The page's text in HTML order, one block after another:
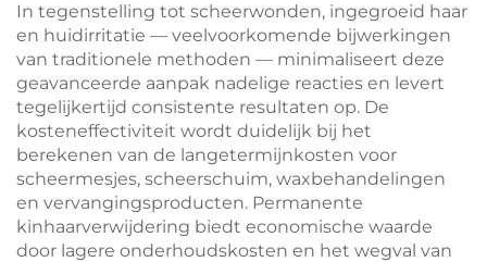
In tegenstelling tot scheerwonden, ingegroeid haar
en huidirritatie — veelvoorkomende bijwerkingen
van traditionele methoden — minimaliseert deze
geavanceerde aanpak nadelige reacties en levert
tegelijkertijd consistente resultaten op. De
kosteneffectiviteit wordt duidelijk bij het
berekenen van de langetermijnkosten voor
scheermesjes, scheerschuim, waxbehandelingen
en vervangingsproducten. Permanente
kinhaarverwijdering biedt economische waarde
door lagere onderhoudskosten en het wegval van